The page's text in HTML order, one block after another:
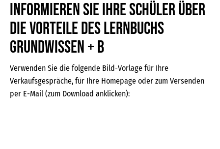
Informieren Sie Ihre Schüler über
die Vorteile des Lernbuchs
Grundwissen + B
Verwenden Sie die folgende Bild-Vorlage für Ihre
Verkaufsgespräche, für Ihre Homepage oder zum Versenden
per E-Mail (zum Download anklicken):